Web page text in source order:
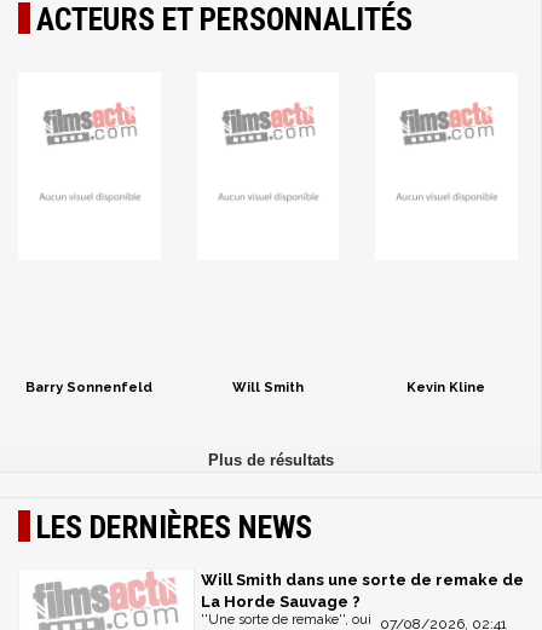
ACTEURS ET PERSONNALITÉS
Barry Sonnenfeld Will Smith Kevin Kline
LES DERNIÈRES NEWS
Will Smith dans une sorte de remake de
La Horde Sauvage ?
07/08/2026, 02:41
''Une sorte de remake'', oui